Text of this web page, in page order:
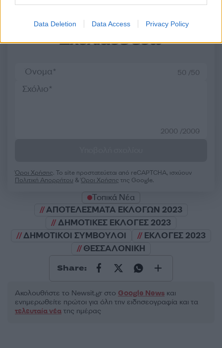
Data Deletion Data Access Privacy Policy
Σχολίασε εδώ
50 /50
2000 /2000
Όροι Χρήσης. Το site προστατεύεται από reCAPTCHA, ισχύουν
Πολιτική Απορρήτου &Όροι Χρήσης της Google.
Τοπικά Νέα
ΑΠΟΤΕΛΕΣΜΑΤΑ ΕΚΛΟΓΩΝ 2023
ΔΗΜΟΤΙΚΕΣ ΕΚΛΟΓΕΣ 2023
ΔΗΜΟΤΙΚΟΙ ΣΥΜΒΟΥΛΟΙ
ΕΚΛΟΓΕΣ 2023
ΘΕΣΣΑΛΟΝΙΚΗ
Share:
Ακολουθήστε το Νewsit.gr στο Google News και
ενημερωθείτε πρώτοι για όλη την ειδησεογραφία και τα
τελευταία νέα της ημέρας